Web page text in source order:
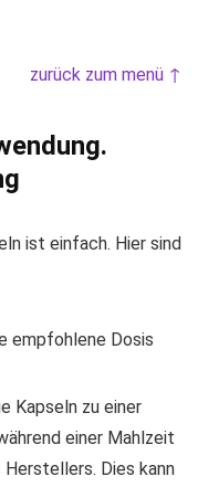
zurück zum menü ↑
ist einfach. Hier sind
empfohlene Dosis
Kapseln zu einer
einer Mahlzeit
Dies kann